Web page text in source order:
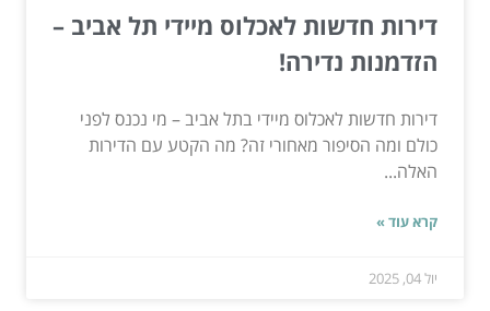
דירות חדשות לאכלוס מיידי תל אביב –
הזדמנות נדירה!
דירות חדשות לאכלוס מיידי בתל אביב – מי נכנס לפני
כולם ומה הסיפור מאחורי זה? מה הקטע עם הדירות
האלה...
קרא עוד »
יול 04, 2025